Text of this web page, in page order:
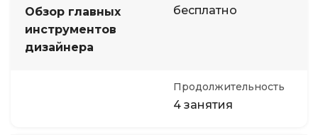
Обзор главных
инструментов
дизайнера
бесплатно
Продолжительность
4 занятия